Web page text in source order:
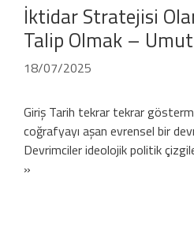
İktidar Stratejisi
Talip Olmak –
18/07/2025
Giriş Tarih tekrar tekrar
coğrafyayı aşan evrensel bir
Devrimciler ideolojik politik
»